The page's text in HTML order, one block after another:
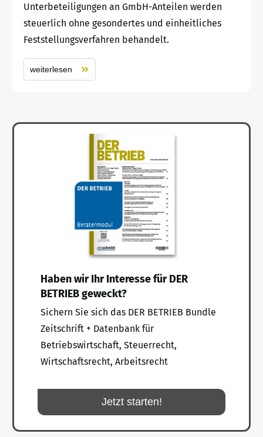
Unterbeteiligungen an GmbH-Anteilen werden
steuerlich ohne gesondertes und einheitliches
Feststellungsverfahren behandelt.
weiterlesen
Haben wir Ihr Interesse für DER
BETRIEB geweckt?
Sichern Sie sich das DER BETRIEB Bundle
Zeitschrift + Datenbank für
Betriebswirtschaft, Steuerrecht,
Wirtschaftsrecht, Arbeitsrecht
Jetzt starten!